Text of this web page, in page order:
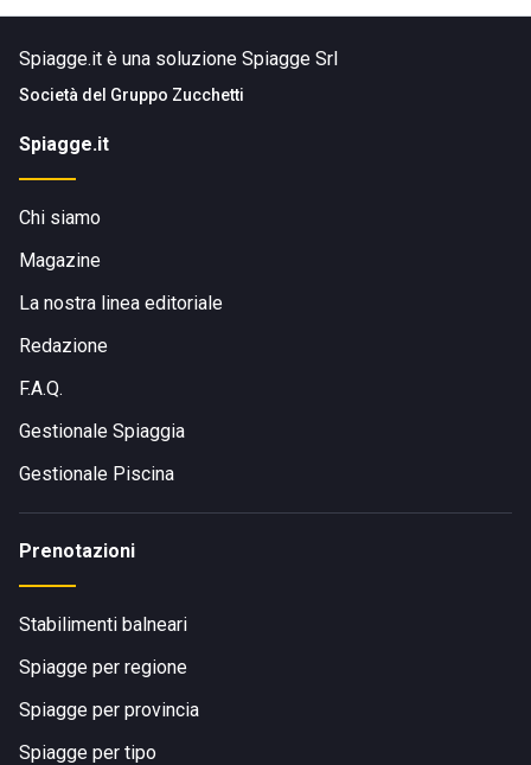
Spiagge.it è una soluzione Spiagge Srl
Società del Gruppo Zucchetti
Spiagge.it
Chi siamo
Magazine
La nostra linea editoriale
Redazione
F.A.Q.
Gestionale Spiaggia
Gestionale Piscina
Prenotazioni
Stabilimenti balneari
Spiagge per regione
Spiagge per provincia
Spiagge per tipo